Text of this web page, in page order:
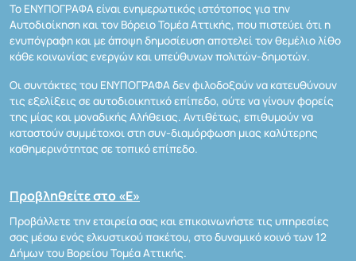
Το ΕΝΥΠΟΓΡΑΦΑ είναι ενημερωτικός ιστότοπος για την
Αυτοδιοίκηση και τον Βόρειο Τομέα Αττικής, που πιστεύει ότι η
ενυπόγραφη και με άποψη δημοσίευση αποτελεί τον θεμέλιο λίθο
κάθε κοινωνίας ενεργών και υπεύθυνων πολιτών-δημοτών.
Οι συντάκτες του ΕΝΥΠΟΓΡΑΦΑ δεν φιλοδοξούν να κατευθύνουν
τις εξελίξεις σε αυτοδιοικητικό επίπεδο, ούτε να γίνουν φορείς
της μίας και μοναδικής Αλήθειας. Αντιθέτως, επιθυμούν να
καταστούν συμμέτοχοι στη συν-διαμόρφωση μιας καλύτερης
καθημερινότητας σε τοπικό επίπεδο.
Προβληθείτε στο «Ε»
Προβάλλετε την εταιρεία σας και επικοινωνήστε τις υπηρεσίες
σας μέσω ενός ελκυστικού πακέτου, στο δυναμικό κοινό των 12
Δήμων του Βορείου Τομέα Αττικής.